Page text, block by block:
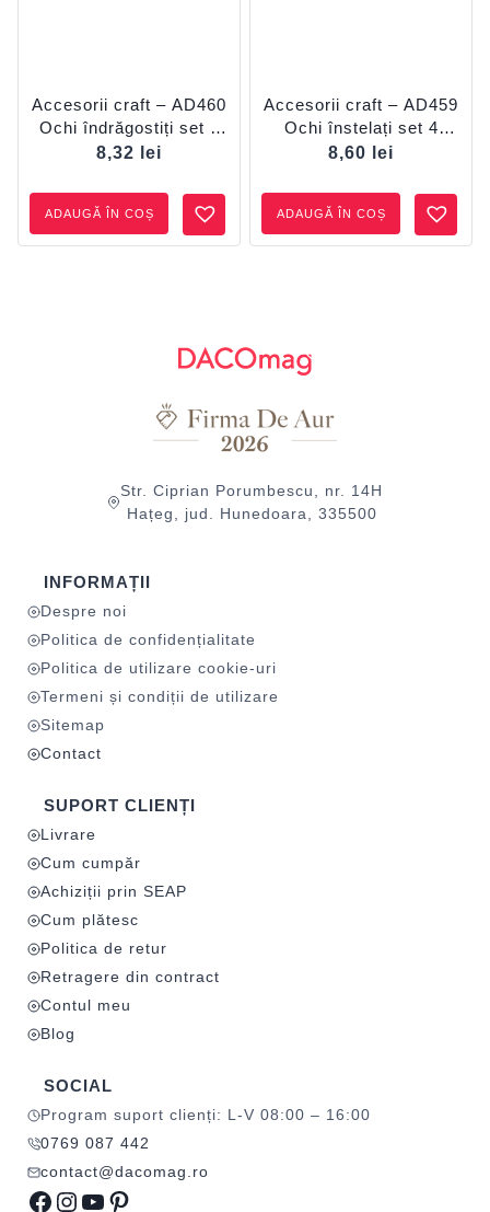
Accesorii craft – AD460
Ochi îndrăgostiți set 4
DACO
8,32 lei
ADAUGĂ ÎN COȘ
Accesorii craft – AD459
Ochi înstelați set 4
DACO
8,60 lei
ADAUGĂ ÎN COȘ
Str. Ciprian Porumbescu, nr. 14H
Hațeg, jud. Hunedoara, 335500
INFORMAȚII
Despre noi
Politica de confidențialitate
Politica de utilizare cookie-uri
Termeni și condiții de utilizare
Sitemap
Contact
SUPORT CLIENȚI
Livrare
Cum cumpăr
Achiziții prin SEAP
Cum plătesc
Politica de retur
Retragere din contract
Contul meu
Blog
SOCIAL
Program suport clienți: L-V 08:00 – 16:00
0769 087 442
contact@dacomag.ro
Facebook
Instagram
YouTube
Pinterest